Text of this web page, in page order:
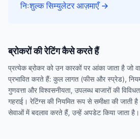
निःशुल्क सिम्युलेटर आज़माएँ →
ब्रोकरों की रेटिंग कैसे करते हैं
प्रत्येक ब्रोकर को उन कारकों पर आंका जाता है जो
प्रभावित करते हैं: कुल लागत (फीस और स्प्रेड),
गुणवत्ता और विश्वसनीयता, उपलब्ध बाजारों की
गहराई। रेटिंग्स की नियमित रूप से समीक्षा की
सेवाओं में बदलाव करते हैं, उन्हें अपडेट किया जाता है।